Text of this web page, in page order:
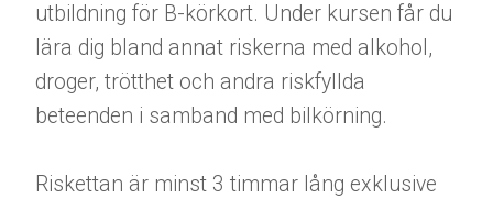
utbildning för B-körkort. Under kursen får du
lära dig bland annat riskerna med alkohol,
droger, trötthet och andra riskfyllda
beteenden i samband med bilkörning.
Riskettan är minst 3 timmar lång exklusive